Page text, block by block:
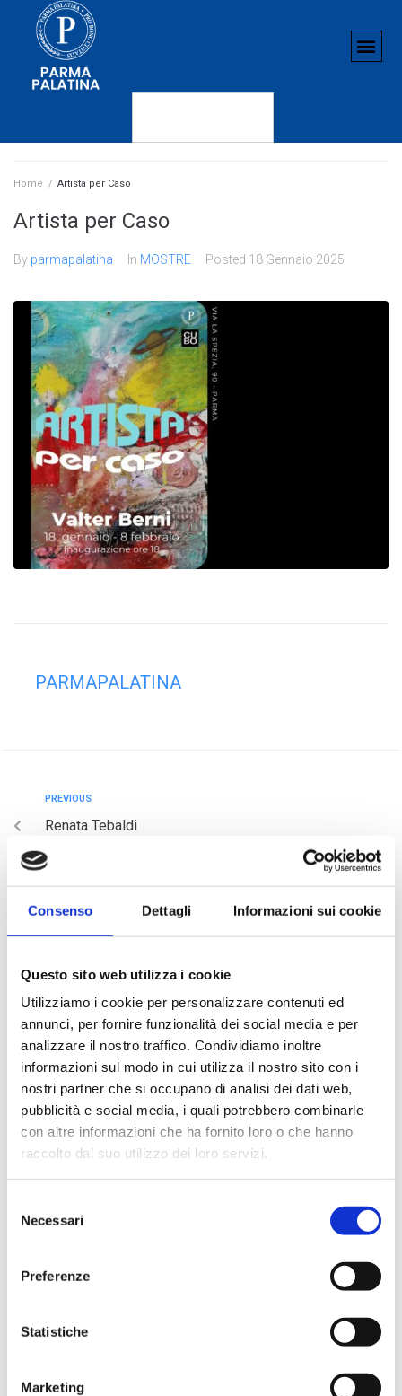
Consenso Dettagli Informazioni sui cookie
Questo sito web utilizza i cookie
Utilizziamo i cookie per personalizzare contenuti ed
annunci, per fornire funzionalità dei social media e per
analizzare il nostro traffico. Condividiamo inoltre
informazioni sul modo in cui utilizza il nostro sito con i
nostri partner che si occupano di analisi dei dati web,
pubblicità e social media, i quali potrebbero combinarle
con altre informazioni che ha fornito loro o che hanno
raccolto dal suo utilizzo dei loro servizi.
delNecessari
Preferenze
Statistiche
Marketing
Home / Artista per Caso
Artista per Caso
By parmapalatina In MOSTRE Posted 18 Gennaio 2025
PARMAPALATINA
PREVIOUS
Renata Tebaldi
NEXT
ARTICOLI RECENTI
Magnani Rocca Apertura
Parma
DEDALO